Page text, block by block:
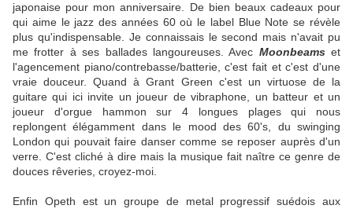
japonaise pour mon anniversaire. De bien beaux cadeaux pour
qui aime le jazz des années 60 où le label Blue Note se révèle
plus qu'indispensable. Je connaissais le second mais n'avait pu
me frotter à ses ballades langoureuses. Avec Moonbeams et
l'agencement piano/contrebasse/batterie, c'est fait et c'est d'une
vraie douceur. Quand à Grant Green c'est un virtuose de la
guitare qui ici invite un joueur de vibraphone, un batteur et un
joueur d'orgue hammon sur 4 longues plages qui nous
replongent élégamment dans le mood des 60's, du swinging
London qui pouvait faire danser comme se reposer auprès d'un
verre. C'est cliché à dire mais la musique fait naître ce genre de
douces rêveries, croyez-moi.
Enfin Opeth est un groupe de metal progressif suédois aux